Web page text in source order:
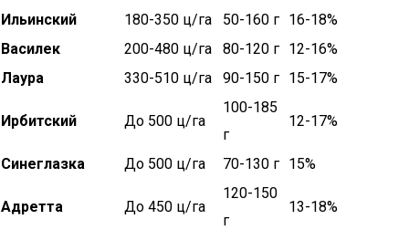
Ильинский 180-350 ц/га 50-160 г 16-18%
Василек
200-480 ц/га 80-120 г 12-16%
Лаура
330-510 ц/га 90-150 г 15-17%
Ирбитский До 500 ц/га
100-185
г
12-17%
Синеглазка До 500 ц/га 70-130 г 15%
Адретта До 450 ц/га
120-150
г
13-18%